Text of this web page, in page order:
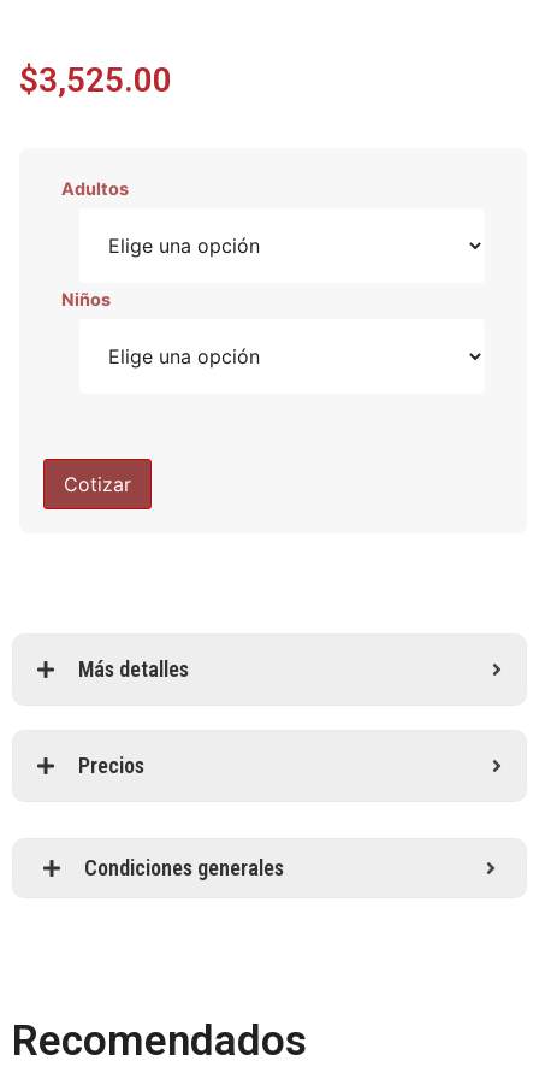
$3,525.00
Adultos
Niños
Cotizar
Más detalles
Precios
Condiciones generales
Recomendados